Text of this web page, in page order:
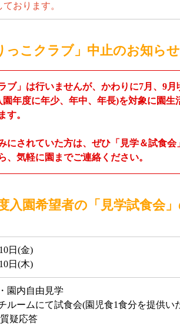
おります。
っこクラブ」中止のお知らせ
ブ」は行いませんが、かわりに7月、9
年度に年少、年中、年長)を対象に園
す。
にされていた方は、ぜひ「見学＆試食
、気軽に園までご連絡ください。
入園希望者の「見学試食会
日(金)
日(木)
園内自由見学
ルームにて試食会(園児食1食分を提供い
疑応答